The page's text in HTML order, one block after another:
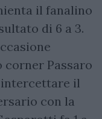
il fanalino
di 6 a 3.
corner Passaro
il
con la